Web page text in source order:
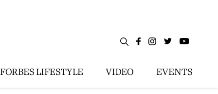
FORBES LIFESTYLE VIDEO EVENTS